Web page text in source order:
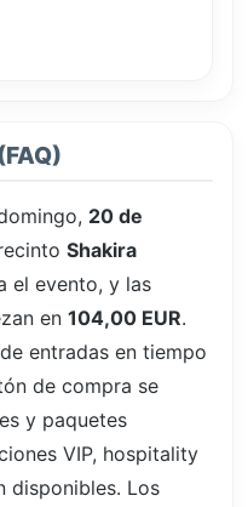
20 de
Shakira
el evento, y las
en 104,00 EUR.
entradas en tiempo
de compra se
y paquetes
VIP, hospitality
disponibles. Los